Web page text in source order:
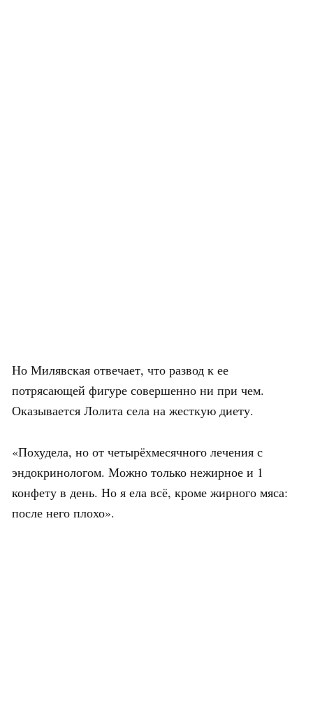
Но Милявская отвечает, что развод к ее
потрясающей фигуре совершенно ни при чем.
Оказывается Лолита села на жесткую диету.
«Похудела, но от четырёхмесячного лечения с
эндокринологом. Можно только нежирное и 1
конфету в день. Но я ела всё, кроме жирного мяса:
после него плохо».